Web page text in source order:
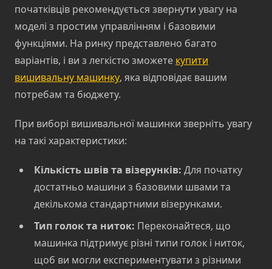
початківців рекомендується звернути увагу на
моделі з простим управлінням і базовими
функціями. На ринку представлено багато
варіантів, і ви з легкістю зможете купити
вишивальну машинку, яка відповідає вашим
потребам та бюджету.
При виборі вишивальної машинки зверніть увагу
на такі характеристики:
Кількість швів та візерунків: Для початку
достатньо машини з базовими швами та
декількома стандартними візерунками.
Тип голок та ниток: Переконайтеся, що
машинка підтримує різні типи голок і ниток,
щоб ви могли експериментувати з різними